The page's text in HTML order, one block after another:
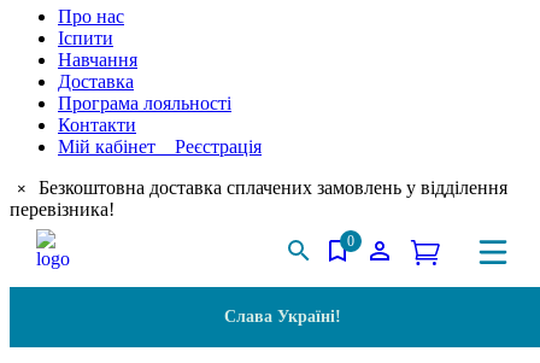
Про нас
Іспити
Навчання
Доставка
Програма лояльності
Контакти
Мій кабінет Реєстрація
×
Безкоштовна доставка сплачених замовлень у відділення
перевізника!
0
Слава Україні!